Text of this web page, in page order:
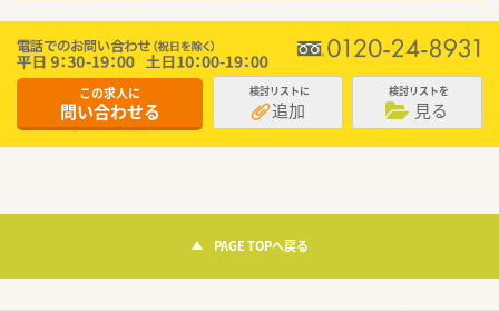
この求人に
問い合わせる
検討リストに
追加
検討リストを
見る
PAGE TOPへ戻る